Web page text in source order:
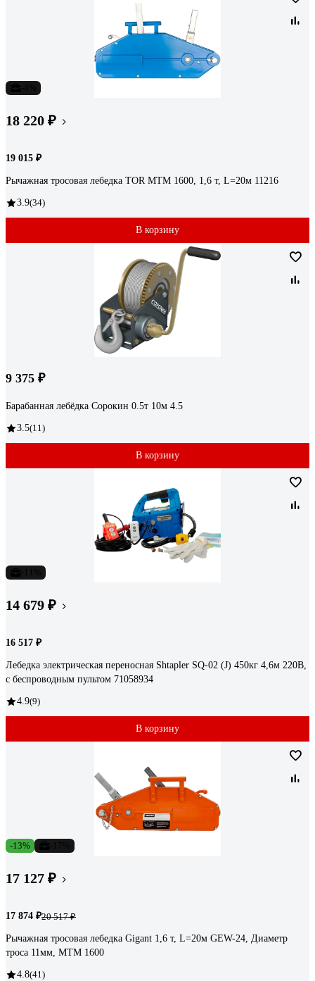
18 220 ₽
19 015 ₽
Рычажная тросовая лебедка TOR МТМ 1600, 1,6 т, L=20м 11216
3.9(34)
В корзину
9 375 ₽
Барабанная лебёдка Сорокин 0.5т 10м 4.5
3.5(11)
В корзину
14 679 ₽
16 517 ₽
Лебедка электрическая переносная Shtapler SQ-02 (J) 450кг 4,6м 220В,
с беспроводным пультом 71058934
4.9(9)
В корзину
-13%
17 127 ₽
17 874 ₽20 517 ₽
Рычажная тросовая лебедка Gigant 1,6 т, L=20м GEW-24, Диаметр
троса 11мм, МТМ 1600
4.8(41)